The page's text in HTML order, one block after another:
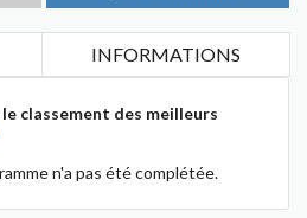
INFORMATIONS
classement des meilleurs
n'a pas été complétée.